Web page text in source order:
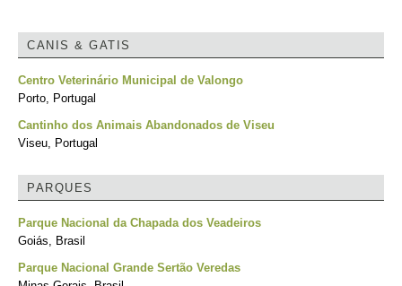
CANIS & GATIS
Centro Veterinário Municipal de Valongo
Porto, Portugal
Cantinho dos Animais Abandonados de Viseu
Viseu, Portugal
PARQUES
Parque Nacional da Chapada dos Veadeiros
Goiás, Brasil
Parque Nacional Grande Sertão Veredas